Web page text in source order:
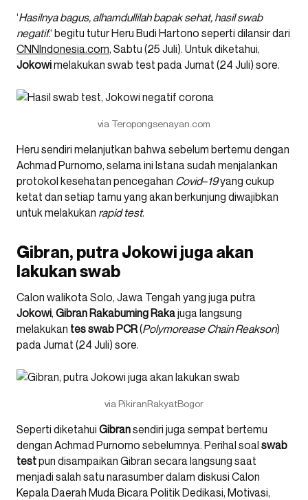
‘Hasilnya bagus, alhamdullilah bapak sehat, hasil swab
negatif.‘ begitu tutur Heru Budi Hartono seperti dilansir dari
CNNIndonesia.com, Sabtu (25 Juli). Untuk diketahui,
Jokowimelakukan swab test pada Jumat (24 Juli) sore.
via Teropongsenayan.com
Heru sendiri melanjutkan bahwa sebelum bertemu dengan
Achmad Purnomo, selama ini Istana sudah menjalankan
protokol kesehatan pencegahan Covid–19yang cukup
ketat dan setiap tamu yang akan berkunjung diwajibkan
untuk melakukan rapid test.
Gibran, putra Jokowi juga akan
lakukan swab
Calon walikota Solo, Jawa Tengah yang juga putra
Jokowi, Gibran Rakabuming Rakajuga langsung
melakukan tes swab PCR(Polymorease Chain Reakson)
pada Jumat (24 Juli) sore.
via PikiranRakyatBogor
Seperti diketahui Gibransendiri juga sempat bertemu
dengan Achmad Purnomo sebelumnya. Perihal soal swab
testpun disampaikan Gibran secara langsung saat
menjadi salah satu narasumber dalam diskusi Calon
Kepala Daerah Muda Bicara Politik Dedikasi, Motivasi,